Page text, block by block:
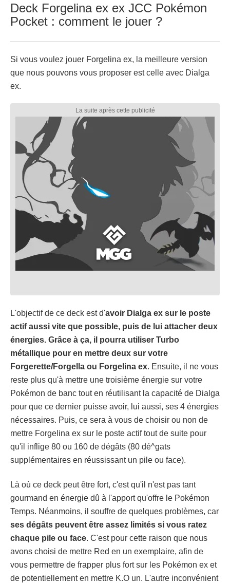
Deck Forgelina ex ex JCC Pokémon
Pocket : comment le jouer ?
Si vous voulez jouer Forgelina ex, la meilleure version
que nous pouvons vous proposer est celle avec Dialga
ex.
L'objectif de ce deck est d'avoir Dialga ex sur le poste
actif aussi vite que possible, puis de lui attacher deux
énergies. Grâce à ça, il pourra utiliser Turbo
métallique pour en mettre deux sur votre
Forgerette/Forgella ou Forgelina ex. Ensuite, il ne vous
reste plus qu'à mettre une troisième énergie sur votre
Pokémon de banc tout en réutilisant la capacité de Dialga
pour que ce dernier puisse avoir, lui aussi, ses 4 énergies
nécessaires. Puis, ce sera à vous de choisir ou non de
mettre Forgelina ex sur le poste actif tout de suite pour
qu'il inflige 80 ou 160 de dégâts (80 dé^gats
supplémentaires en réussissant un pile ou face).
Là où ce deck peut être fort, c'est qu'il n'est pas tant
gourmand en énergie dû à l'apport qu'offre le Pokémon
Temps. Néanmoins, il souffre de quelques problèmes, car
ses dégâts peuvent être assez limités si vous ratez
chaque pile ou face. C'est pour cette raison que nous
avons choisi de mettre Red en un exemplaire, afin de
vous permettre de frapper plus fort sur les Pokémon ex et
de potentiellement en mettre K.O un. L'autre inconvénient